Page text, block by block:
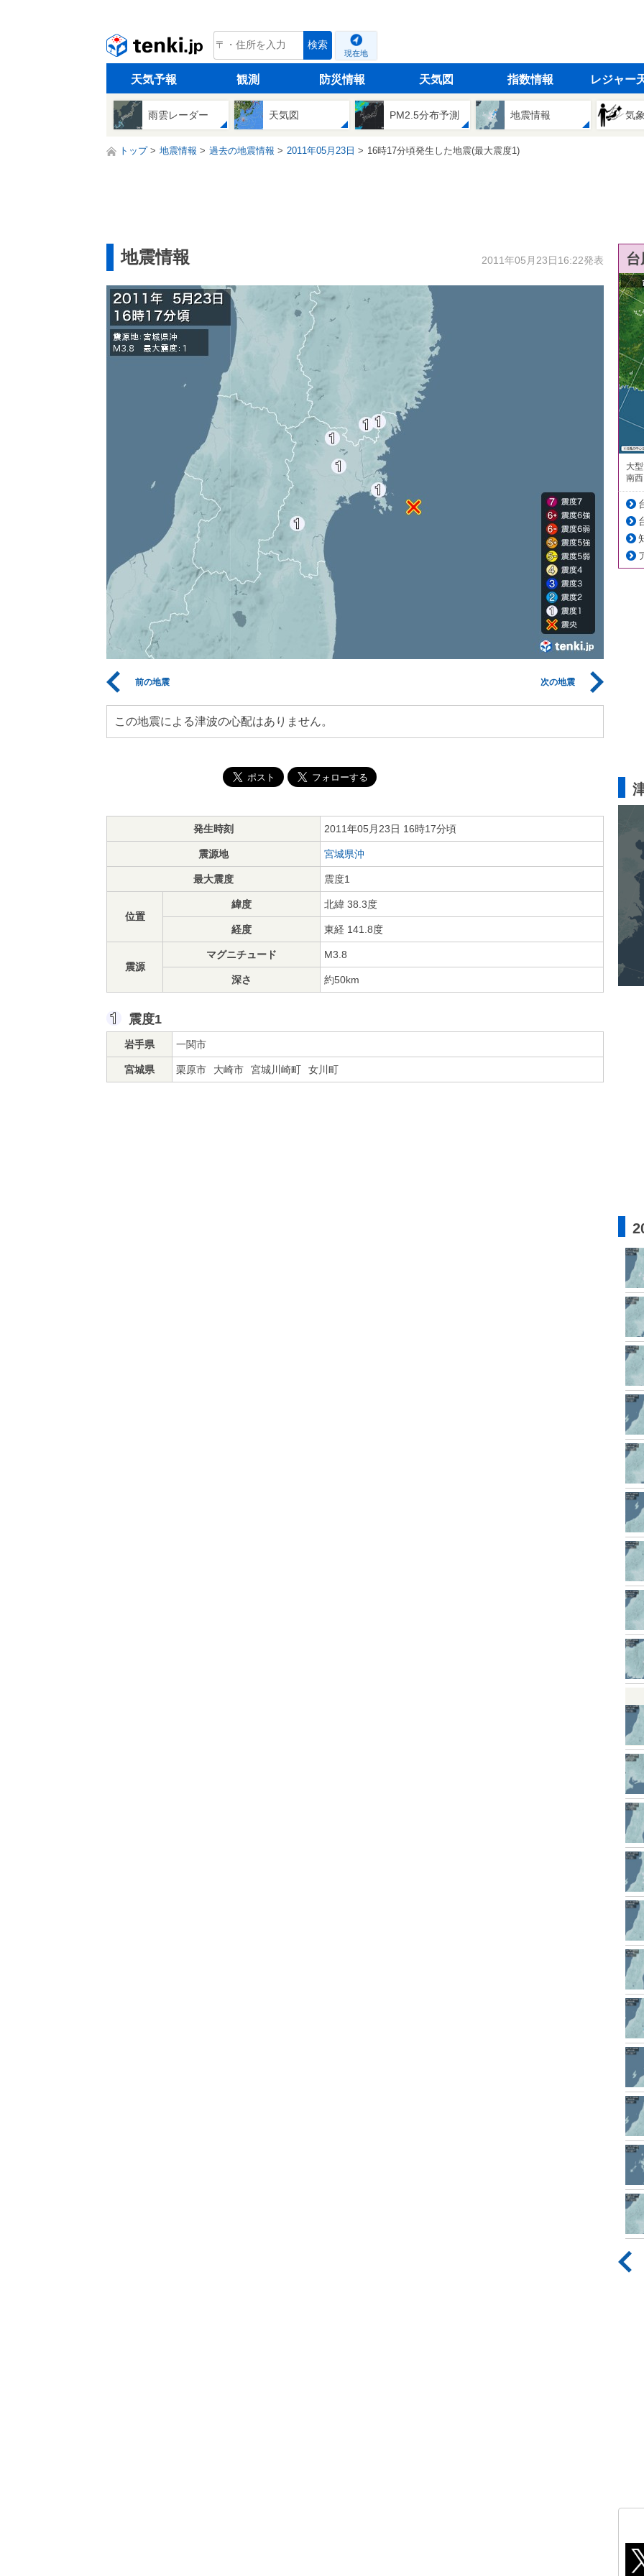
tenki.jp 検索
現在地
天気予報 観測 防災情報 天気図 指数情報 レジャー
雨雲レーダー 天気図 PM2.5分布予測 地震情報 気
トップ 地震情報 過去の地震情報 2011年05月23日 16時17分頃発生した地震(最大震度1)
地震情報 2011年05月23日16:22発表
前の地震 次の地震
この地震による津波の心配はありません。
発生時刻 2011年05月23日 16時17分頃
震源地 宮城県沖
最大震度 震度1
位置
緯度 北緯 38.3度
経度 東経 141.8度
震源
マグニチュード M3.8
深さ 約50km
震度1
岩手県 一関市
宮城県 栗原市 大崎市 宮城川崎町 女川町
大
南